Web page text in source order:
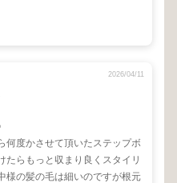
2026/04/11
何度かさせて頂いたステップボ
たらもっと収まり良くスタイリ
様の髪の毛は細いのですが根元